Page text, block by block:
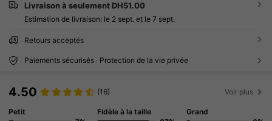
Livraison à seulement DH51.00
Estimation de livraison: le 2 sept. et le 7 sept.
Retours acceptés
Paiements sécurisés · Protection de la vie privée
4.50 (16) Voir plus
Petit
Fidèle à la taille
Grand